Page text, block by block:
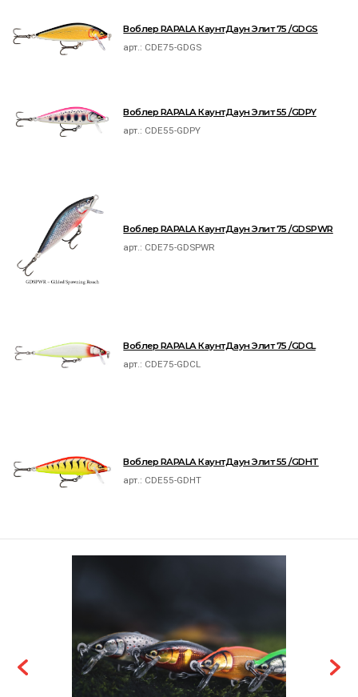
Воблер RAPALA КаунтДаун Элит 75 /GDGS
арт.: CDE75-GDGS
Воблер RAPALA КаунтДаун Элит 55 /GDPY
арт.: CDE55-GDPY
Воблер RAPALA КаунтДаун Элит 75 /GDSPWR
арт.: CDE75-GDSPWR
Воблер RAPALA КаунтДаун Элит 75 /GDCL
арт.: CDE75-GDCL
Воблер RAPALA КаунтДаун Элит 55 /GDHT
арт.: CDE55-GDHT